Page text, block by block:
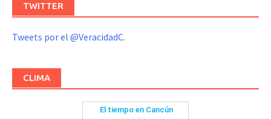
TWITTER
Tweets por el @VeracidadC.
CLIMA